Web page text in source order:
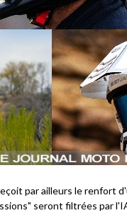
par ailleurs le renfort
seront filtrées par